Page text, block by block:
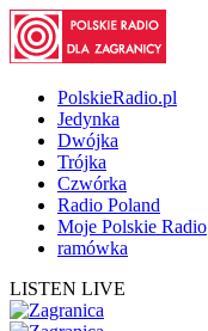
PolskieRadio.pl
Jedynka
Dwójka
Trójka
Czwórka
Radio Poland
Moje Polskie Radio
ramówka
LISTEN LIVE